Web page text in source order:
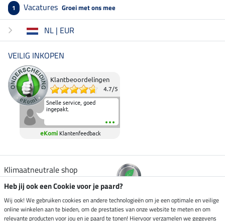
1 Vacatures Groei met ons mee
NL | EUR
VEILIG INKOPEN
Klantbeoordelingen
4.7/5
Snelle service, goed
ingepakt.
eKomi Klantenfeedback
Klimaatneutrale shop
Verzending per
Heb jij ook een Cookie voor je paard?
Wij ook! We gebruiken cookies en andere technologieën om je een optimale en veilige
online winkelen aan te bieden, om de prestaties van onze website te meten en om
relevante producten voor jou en je paard te tonen! Hiervoor verzamelen we gegevens